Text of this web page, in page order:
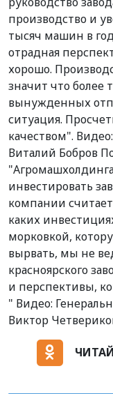
производство и
тысяч машин в
отрадная
хорошо.
значит что более
вынужденных
ситуация.
качеством".
Виталий Бобров
инвестировать
компании
каких
морковкой,
вырвать, мы не
красноярского
и перспективы,
" Видео:
Виктор